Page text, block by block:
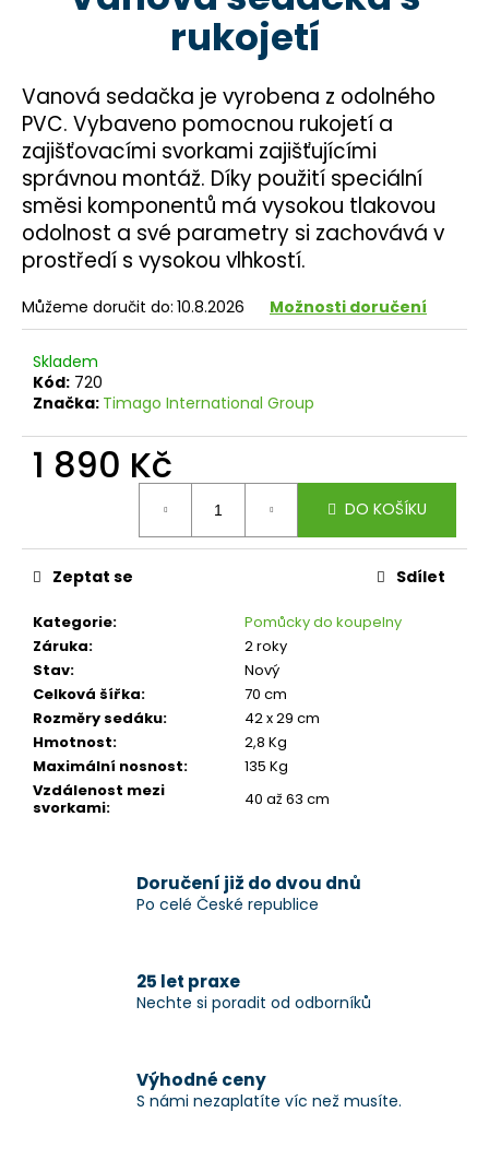
hvězdiček.
rukojetí
Vanová sedačka je vyrobena z odolného
PVC. Vybaveno pomocnou rukojetí a
zajišťovacími svorkami zajišťujícími
správnou montáž. Díky použití speciální
směsi komponentů má vysokou tlakovou
odolnost a své parametry si zachovává v
prostředí s vysokou vlhkostí.
Můžeme doručit do: 10.8.2026 Možnosti doručení
Skladem
Kód: 720
Značka: Timago International Group
1 890 Kč
DO KOŠÍKU
Kategorie:
Pomůcky do koupelny
Záruka:
2 roky
Stav:
Nový
Celková šířka:
70 cm
Rozměry sedáku:
42 x 29 cm
Hmotnost:
2,8 Kg
Maximální nosnost:
135 Kg
Vzdálenost mezi
svorkami: 40 až 63 cm
Zeptat se Sdílet
Doručení již do dvou dnů
Po celé České republice
25 let praxe
Nechte si poradit od odborníků
Výhodné ceny
S námi nezaplatíte víc než musíte.
í
t
?
HLEDAT
D
o
p
r
j
e
m
e